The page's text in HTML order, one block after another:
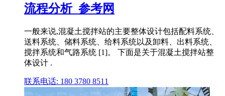
流程分析_参考网
一般来说,混凝土搅拌站的主要整体设计包括配料系统、
送料系统、储料系统、给料系统以及卸料、出料系统、
搅拌系统和气路系统 [1]。 下面是关于混凝土搅拌站整
体设计 .
联系电话: 180 3780 8511